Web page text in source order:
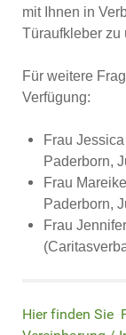
mit Ihnen in
Türaufkleber zu
Für weitere
Verfügung:
Frau
Paderborn,
Frau
Paderborn,
Frau
Hier finden Sie